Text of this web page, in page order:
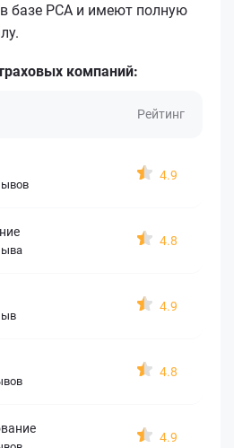
в базе РСА и имеют полную
компаний:
Рейтинг
4.9
4.8
4.9
4.8
4.9